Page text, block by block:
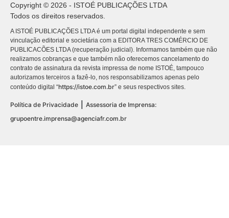
Copyright © 2026 - ISTOÉ PUBLICAÇÕES LTDA
Todos os direitos reservados.
A ISTOÉ PUBLICAÇÕES LTDA é um portal digital independente e sem
vinculação editorial e societária com a EDITORA TRES COMÉRCIO DE
PUBLICACÕES LTDA (recuperação judicial). Informamos também que não
realizamos cobranças e que também não oferecemos cancelamento do
contrato de assinatura da revista impressa de nome ISTOÉ, tampouco
autorizamos terceiros a fazê-lo, nos responsabilizamos apenas pelo
conteúdo digital “https://istoe.com.br” e seus respectivos sites.
Política de Privacidade
Assessoria de Imprensa:
grupoentre.imprensa@agenciafr.com.br